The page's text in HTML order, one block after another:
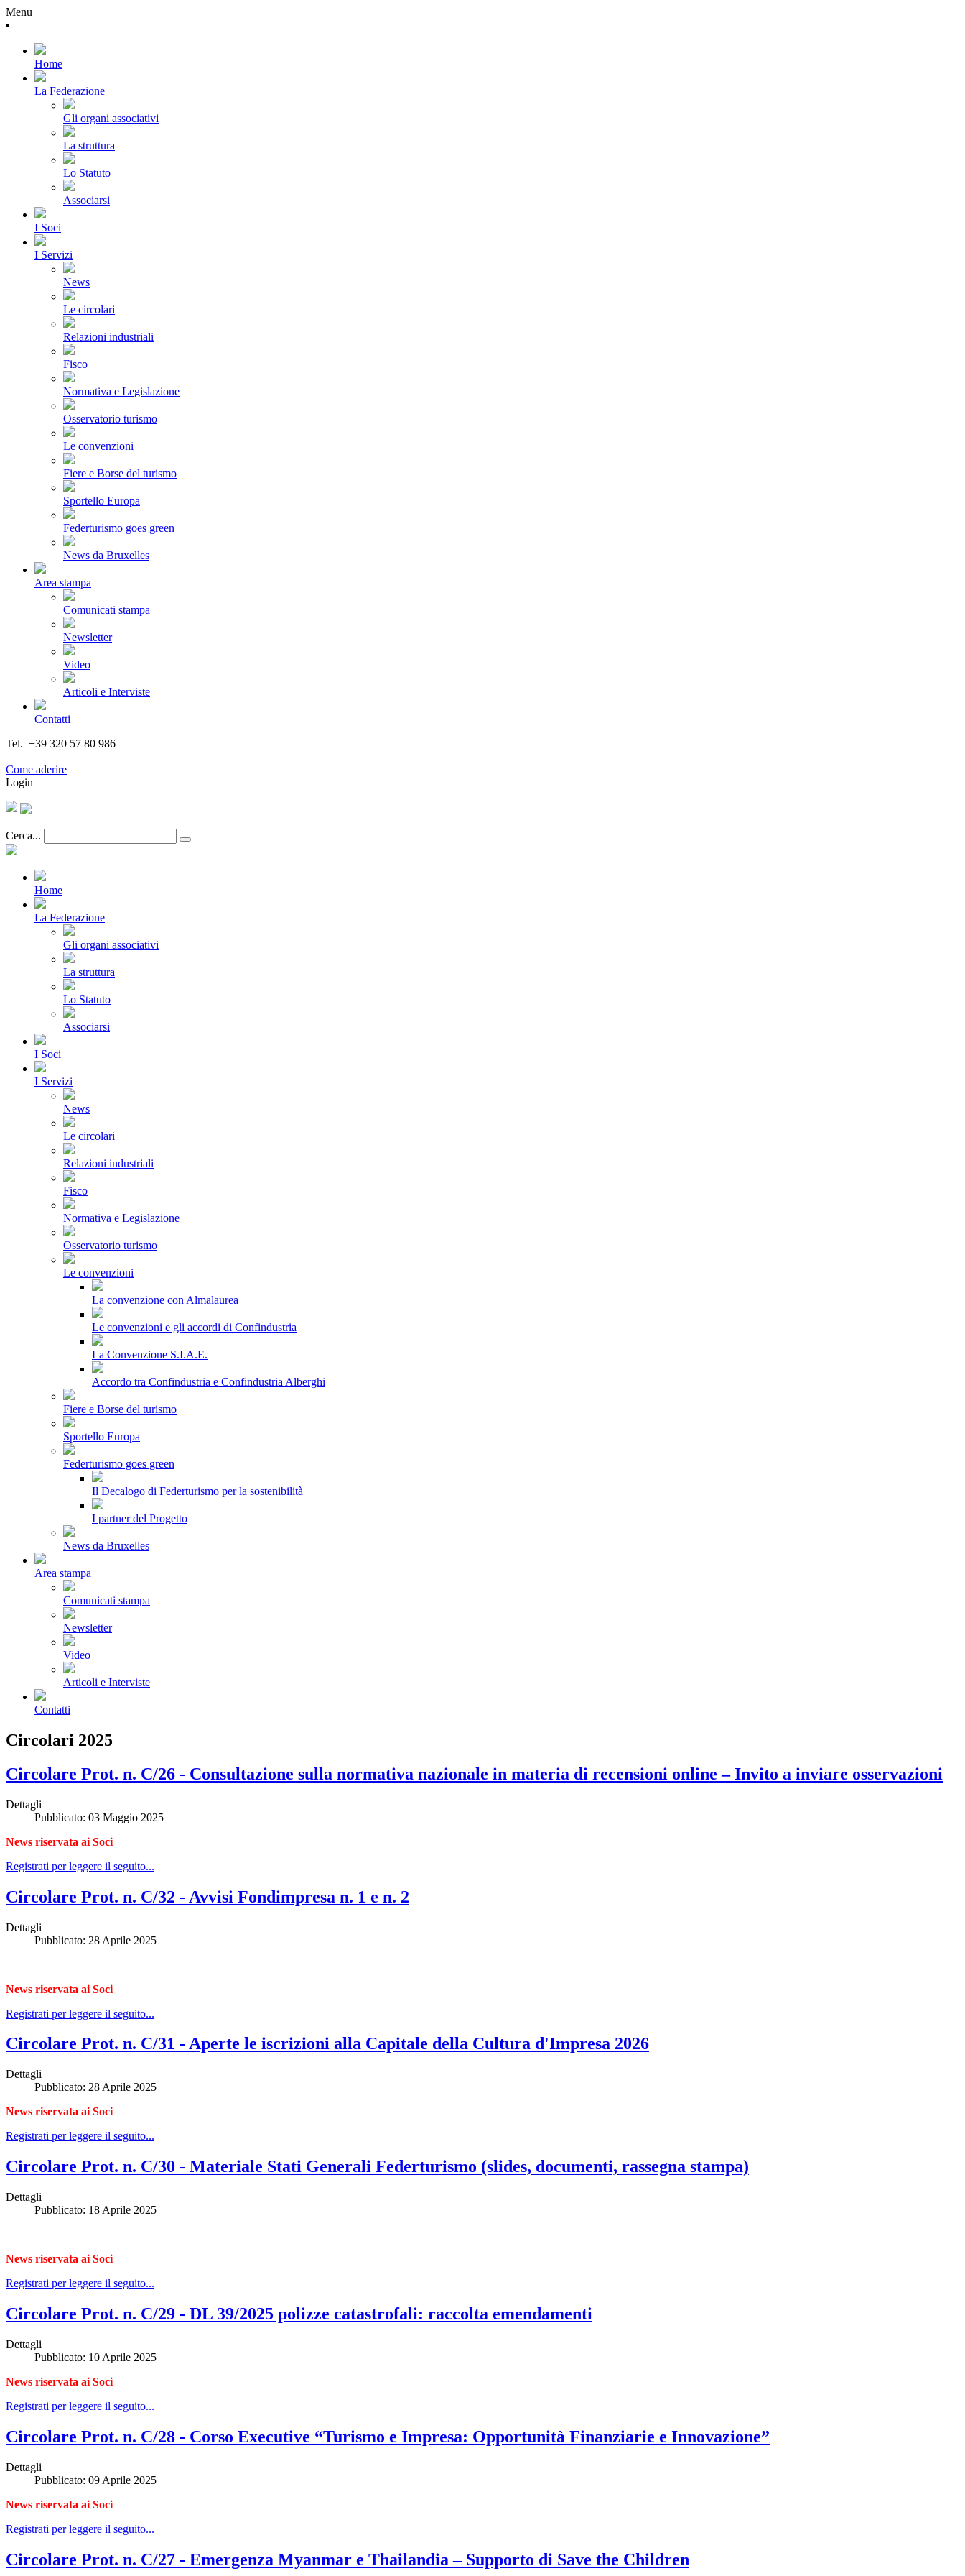
Menu
Home
La Federazione
Gli organi associativi
La struttura
Lo Statuto
Associarsi
I Soci
I Servizi
News
Le circolari
Relazioni industriali
Fisco
Normativa e Legislazione
Osservatorio turismo
Le convenzioni
Fiere e Borse del turismo
Sportello Europa
Federturismo goes green
News da Bruxelles
Area stampa
Comunicati stampa
Newsletter
Video
Articoli e Interviste
Contatti
Tel. +39 320 57 80 986
Come aderire
Login
Cerca...
Home
La Federazione
Gli organi associativi
La struttura
Lo Statuto
Associarsi
I Soci
I Servizi
News
Le circolari
Relazioni industriali
Fisco
Normativa e Legislazione
Osservatorio turismo
Le convenzioni
La convenzione con Almalaurea
Le convenzioni e gli accordi di Confindustria
La Convenzione S.I.A.E.
Accordo tra Confindustria e Confindustria Alberghi
Fiere e Borse del turismo
Sportello Europa
Federturismo goes green
Il Decalogo di Federturismo per la sostenibilità
I partner del Progetto
News da Bruxelles
Area stampa
Comunicati stampa
Newsletter
Video
Articoli e Interviste
Contatti
Circolari 2025
Circolare Prot. n. C/26 - Consultazione sulla normativa nazionale in materia di recensioni online – Invito a inviare osservazioni
Dettagli
Pubblicato: 03 Maggio 2025
News riservata ai Soci
Registrati per leggere il seguito...
Circolare Prot. n. C/32 - Avvisi Fondimpresa n. 1 e n. 2
Dettagli
Pubblicato: 28 Aprile 2025
News riservata ai Soci
Registrati per leggere il seguito...
Circolare Prot. n. C/31 - Aperte le iscrizioni alla Capitale della Cultura d'Impresa 2026
Dettagli
Pubblicato: 28 Aprile 2025
News riservata ai Soci
Registrati per leggere il seguito...
Circolare Prot. n. C/30 - Materiale Stati Generali Federturismo (slides, documenti, rassegna stampa)
Dettagli
Pubblicato: 18 Aprile 2025
News riservata ai Soci
Registrati per leggere il seguito...
Circolare Prot. n. C/29 - DL 39/2025 polizze catastrofali: raccolta emendamenti
Dettagli
Pubblicato: 10 Aprile 2025
News riservata ai Soci
Registrati per leggere il seguito...
Circolare Prot. n. C/28 - Corso Executive “Turismo e Impresa: Opportunità Finanziarie e Innovazione”
Dettagli
Pubblicato: 09 Aprile 2025
News riservata ai Soci
Registrati per leggere il seguito...
Circolare Prot. n. C/27 - Emergenza Myanmar e Thailandia – Supporto di Save the Children